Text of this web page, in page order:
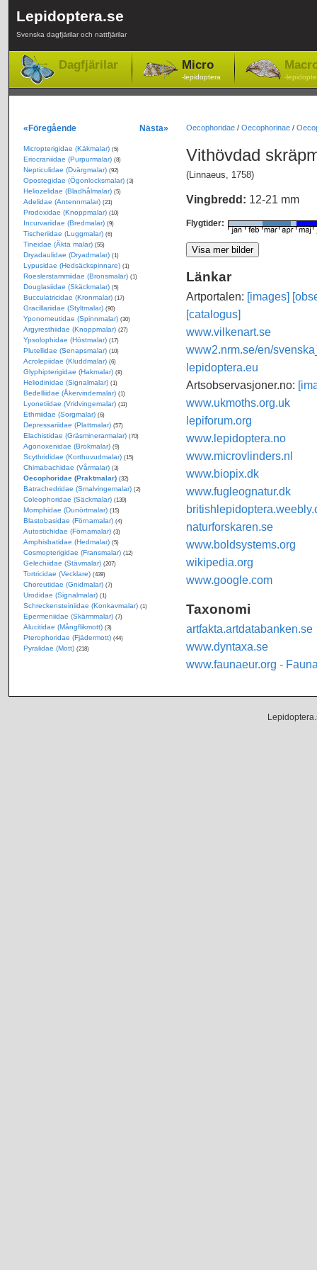
Lepidoptera.se
Svenska dagfjärilar och nattfjärilar
Dagfjärilar Micro
-lepidoptera -
Oecophoridae/ Oecophorinae/
Vithövdad
(Linnaeus, 1758)
Vingbredd: 12-21 mm
Flygtider:
Länkar
Artportalen: [images]
[catalogus]
www.vilkenart.se
www2.nrm.se/en/
lepidoptera.eu
Artsobservasjoner.no:
www.ukmoths.org.uk
lepiforum.org
www.lepidoptera.no
www.microvlinders.nl
www.biopix.dk
www.fugleognatur.dk
naturforskaren.se
www.boldsystems.org
wikipedia.org
www.google.com
Taxonomi
artfakta.artdatabanken.se
www.dyntaxa.se
www.faunaeur.org -
«Föregående Nästa»
Micropterigidae (Käkmalar) (5)
Eriocraniidae (Purpurmalar) (8)
Nepticulidae (Dvärgmalar) (92)
Opostegidae (Ögonlocksmalar) (3)
Heliozelidae (Bladhålmalar) (5)
Adelidae (Antennmalar) (21)
Prodoxidae (Knoppmalar) (10)
Incurvariidae (Bredmalar) (9)
Tischeriidae (Luggmalar) (6)
Tineidae (Äkta malar) (55)
Dryadaulidae (Dryadmalar) (1)
Lypusidae (Hedsäckspinnare) (1)
Roeslerstammiidae (Bronsmalar) (1)
Douglasiidae (Skäckmalar) (5)
Bucculatricidae (Kronmalar) (17)
Gracillariidae (Styltmalar) (90)
Yponomeutidae (Spinnmalar) (30)
Argyresthiidae (Knoppmalar) (27)
Ypsolophidae (Höstmalar) (17)
Plutellidae (Senapsmalar) (10)
Acrolepiidae (Kluddmalar) (6)
Glyphipterigidae (Hakmalar) (8)
Heliodinidae (Signalmalar) (1)
Bedelliidae (Åkervindemalar) (1)
Lyonetiidae (Vridvingemalar) (11)
Ethmiidae (Sorgmalar) (6)
Depressariidae (Plattmalar) (57)
Elachistidae (Gräsminerarmalar) (70)
Agonoxenidae (Brokmalar) (9)
Scythrididae (Korthuvudmalar) (15)
Chimabachidae (Vårmalar) (3)
Oecophoridae (Praktmalar) (32)
Batrachedridae (Smalvingemalar) (2)
Coleophoridae (Säckmalar) (139)
Momphidae (Dunörtmalar) (15)
Blastobasidae (Förnamalar) (4)
Autostichidae (Förnamalar) (3)
Amphisbatidae (Hedmalar) (5)
Cosmopterigidae (Fransmalar) (12)
Gelechiidae (Stävmalar) (207)
Tortricidae (Vecklare) (439)
Choreutidae (Gnidmalar) (7)
Urodidae (Signalmalar) (1)
Schreckensteiniidae (Konkavmalar) (1)
Epermeniidae (Skärmmalar) (7)
Alucitidae (Mångflikmott) (3)
Pterophoridae (Fjädermott) (44)
Pyralidae (Mott) (218)